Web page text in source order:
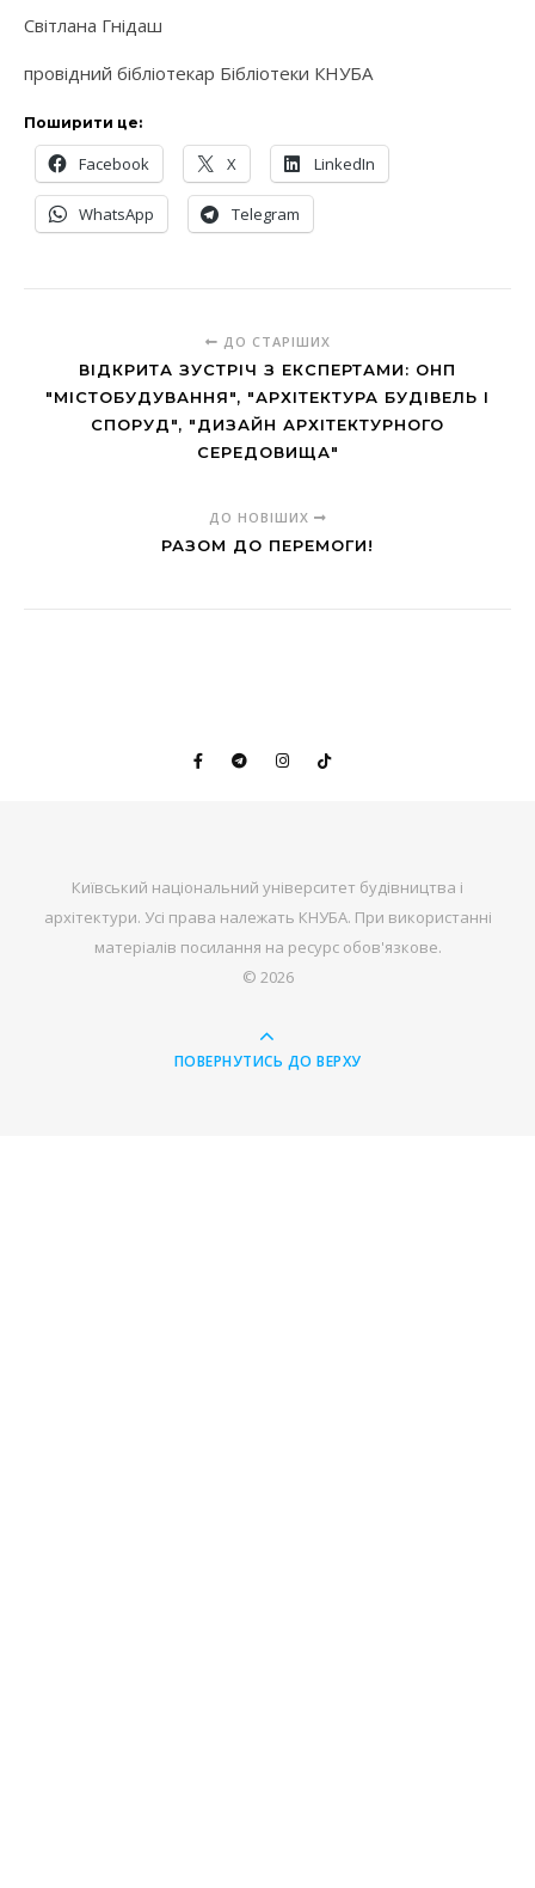
Світлана Гнідаш
провідний бібліотекар Бібліотеки КНУБА
Поширити це:
Facebook X LinkedIn
WhatsApp Telegram
ДО СТАРІШИХ
ВІДКРИТА ЗУСТРІЧ З ЕКСПЕРТАМИ: ОНП
"МІСТОБУДУВАННЯ", "АРХІТЕКТУРА БУДІВЕЛЬ І
СПОРУД", "ДИЗАЙН АРХІТЕКТУРНОГО
СЕРЕДОВИЩА"
ДО НОВІШИХ
РАЗОМ ДО ПЕРЕМОГИ!
Київський національний університет будівництва і
архітектури. Усі права належать КНУБА. При використанні
матеріалів посилання на ресурс обов'язкове.
© 2026
ПОВЕРНУТИСЬ ДО ВЕРХУ